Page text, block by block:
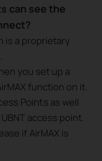
can see the
is a proprietary
you set up a
function on it.
Points as well
access point.
if AirMAX is